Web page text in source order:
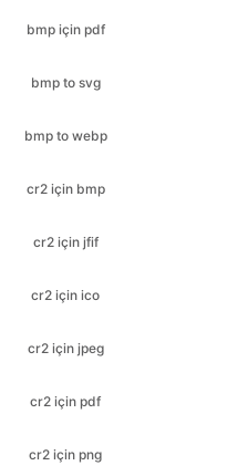
bmp to webp
cr2 için bmp
cr2 için jfif
cr2 için ico
cr2 için jpeg
cr2 için pdf
cr2 için png
cr2 için jpg
cr2 için webp